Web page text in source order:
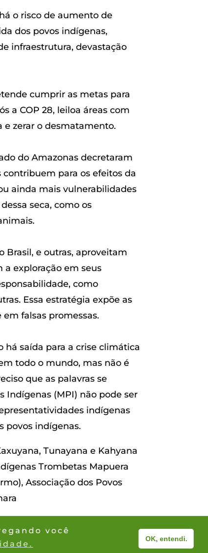
o risco de aumento de
dos povos indígenas,
infraestrutura, devastação
cumprir as metas para
a COP 28, leiloa áreas com
e zerar o desmatamento.
do Amazonas decretaram
para os efeitos da
ainda mais vulnerabilidades
seca, como os
Brasil, e outras, aproveitam
exploração em seus
como
Essa estratégia expõe as
falsas promessas.
há saída para a crise climática
todo o mundo, mas não é
que as palavras se
Indígenas (MPI) não pode ser
indígenas
povos indígenas.
Tunayana e Kahyana
Trombetas Mapuera
Associação dos Povos
Indígenas da Amazônia Brasileira
você
OK, entendi.